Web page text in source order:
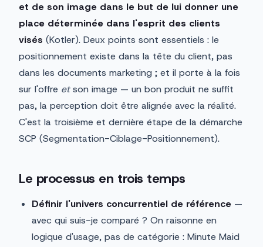
et de son image dans le but de lui donner une
place déterminée dans l'esprit des clients
visés (Kotler). Deux points sont essentiels : le
positionnement existe dans la tête du client, pas
dans les documents marketing ; et il porte à la fois
sur l'offre etson image — un bon produit ne suffit
pas, la perception doit être alignée avec la réalité.
C'est la troisième et dernière étape de la démarche
SCP (Segmentation-Ciblage-Positionnement).
Le processus en trois temps
Définir l'univers concurrentiel de référence —
avec qui suis-je comparé ? On raisonne en
logique d'usage, pas de catégorie : Minute Maid